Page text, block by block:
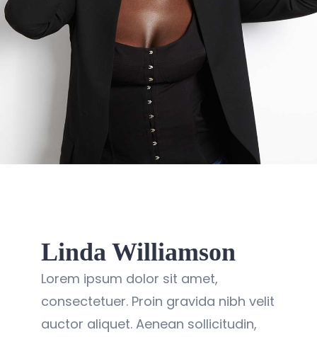
Linda Williamson
Lorem ipsum dolor sit amet,
consectetuer. Proin gravida nibh velit
auctor aliquet. Aenean sollicitudin,